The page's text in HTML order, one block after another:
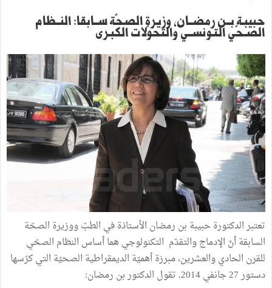
حبيبـة بــن رمضــان, وزيرة الصحّة ســابقا: النــظام
الصـحّي التـونســي والتحوّلات الكبـرى
تعتبر الدكتورة حبيبة بن رمضان الأستاذة في الطبّ ووزيرة الصحّة
السابقة أنّ الإدماج والتقدّم التكنولوجي هما أساس النظام الصحّي
للقرن الحادي والعشرين، مبرزة أهميّة الديمقراطية الصحيّة التي كرّسها
دستور 27 جانفي 2014. تقول الدكتور بن رمضان: